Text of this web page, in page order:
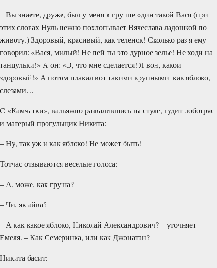
– Вы знаете, друже, был у меня в группе один такой Вася (при
этих словах Нуль нежно похлопывает Вячеслава ладошкой по
животу.) Здоровый, красивый, как теленок! Сколько раз я ему
говорил: «Вася, милый! Не пей ты это дурное зелье! Не ходи на
танцульки!» А он: «Э, что мне сделается! Я вон, какой
здоровый!» А потом плакал вот такими крупными, как яблоко,
слезами…
С «Камчатки», вальяжно развалившись на стуле, гудит лоботряс
и матерый прогульщик Никита:
– Ну, так уж и как яблоко! Не может быть!
Тотчас отзываются веселые голоса:
– А, може, как груша?
– Чи, як айва?
– А как какое яблоко, Николай Александрович? – уточняет
Емеля. – Как Семеринка, или как Джонатан?
Никита басит: